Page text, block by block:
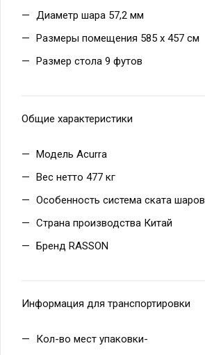
Диаметр шара 57,2 мм
Размеры помещения 585 х 457 см
Размер стола 9 футов
Общие характеристики
Модель Acurra
Вес нетто 477 кг
Особенность система ската шаров
Страна производства Китай
Бренд RASSON
Информация для транспортировки
Кол-во мест упаковки-